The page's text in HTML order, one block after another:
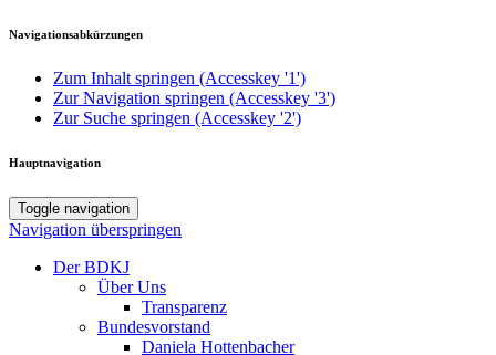
Navigationsabkürzungen
Zum Inhalt springen (Accesskey '1')
Zur Navigation springen (Accesskey '3')
Zur Suche springen (Accesskey '2')
Hauptnavigation
Toggle navigation
Navigation überspringen
Der BDKJ
Über Uns
Transparenz
Bundesvorstand
Daniela Hottenbacher